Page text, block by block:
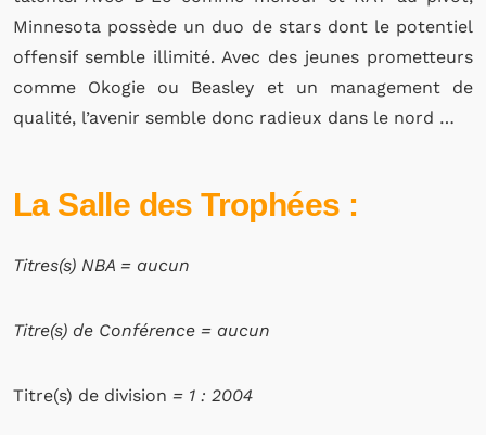
Minnesota possède un duo de stars dont le potentiel
offensif semble illimité. Avec des jeunes prometteurs
comme Okogie ou Beasley et un management de
qualité, l’avenir semble donc radieux dans le nord …
La Salle des Trophées :
Titres(s) NBA = aucun
Titre(s) de Conférence = aucun
Titre(s) de division = 1 : 2004